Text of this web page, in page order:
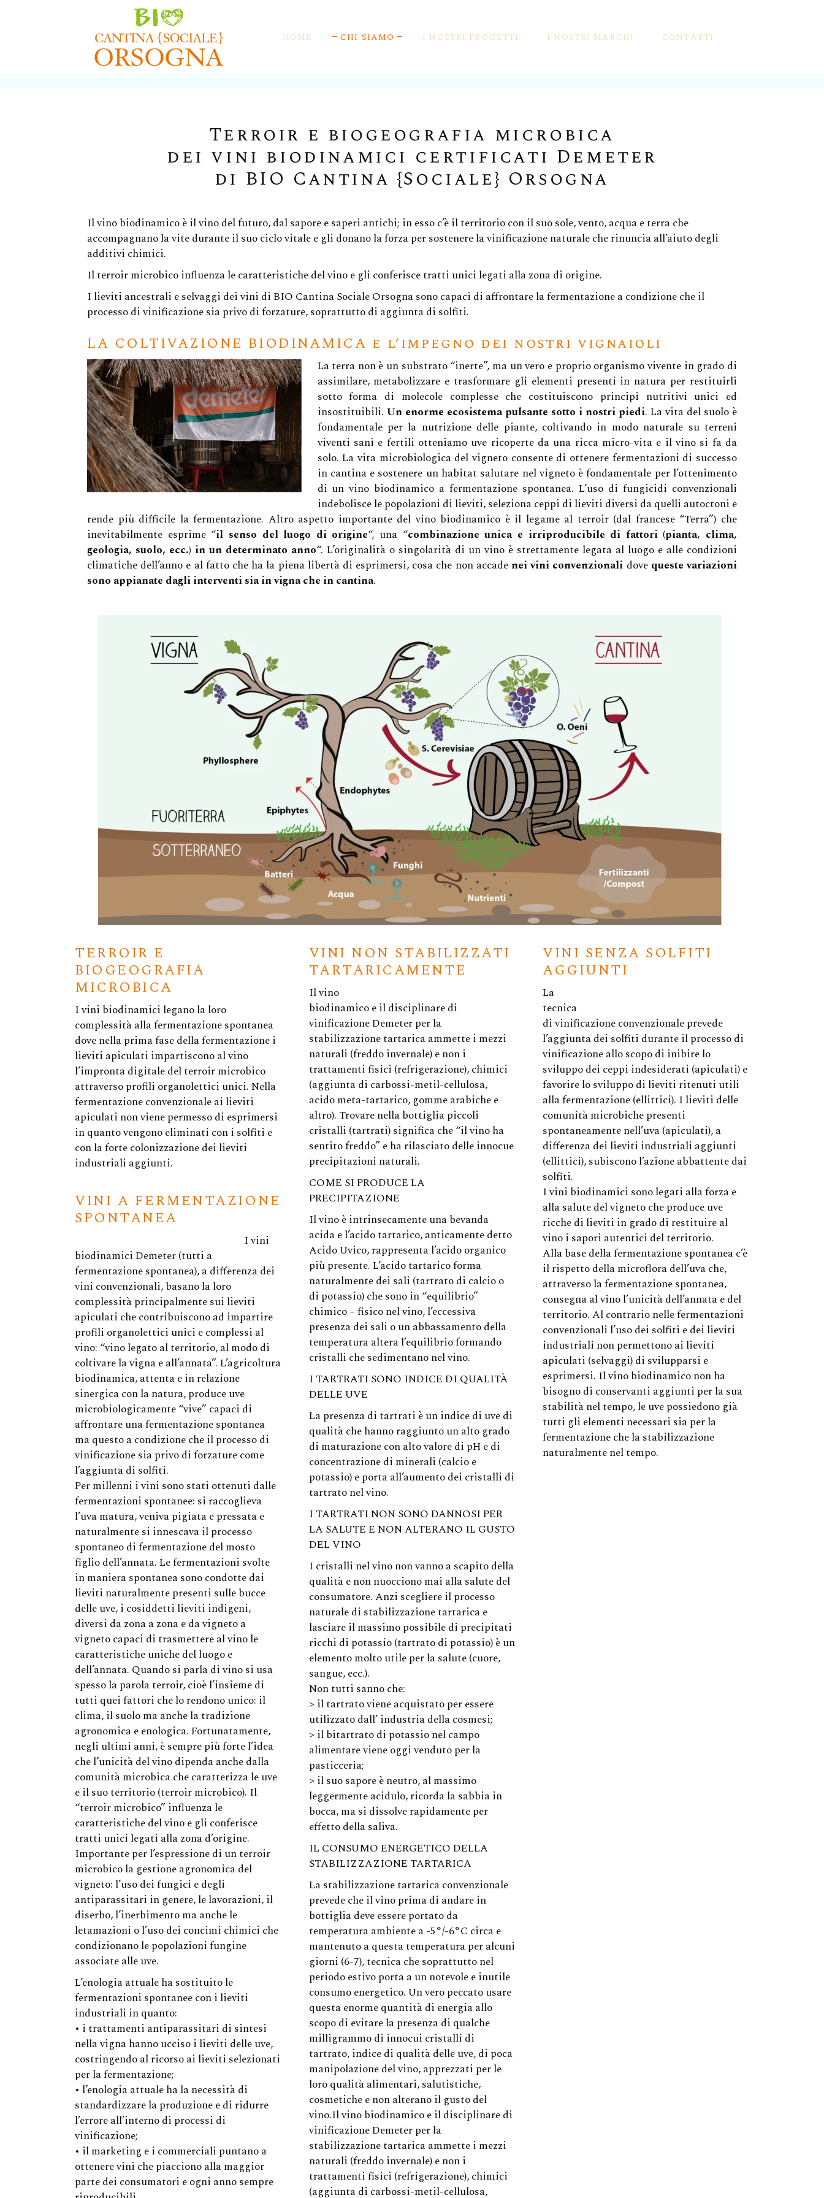
HOME CHI SIAMO
Le Certificazioni
La Vivificazione Dei Vigneti
La Biodinamica E I Vini Certificati Demeter
Appuntamenti
Dicono Di Noi
I NOSTRI PROGETTI
Vale 1MQ Di Biodiversità
I Vini Orange
Vini Da Uve Appassite
I Lieviti Selezionati Dai Pollini
I Lieviti Selezionati Dai Frutti Mbriachelli
Il Seme Di Sulla Attiva La Vita
Pé Nin Perde La Sumente
Dal Filo D’erba Al Filo Di Lana
Impresa Amica Delle Donne
Le Etichette Vola Volé – Le Api Amiche Della Biodiversità
Le Etichette Facilmente Separabili Dalle Bottiglie
Blockchain
I NOSTRI MARCHI CONTATTI
Terroir e biogeografia microbica
dei vini biodinamici certificati Demeter
di BIO Cantina {Sociale} Orsogna
Il vino biodinamico è il vino del futuro, dal sapore e saperi antichi; in esso c’è il territorio con il suo sole, vento, acqua e terra che
accompagnano la vite durante il suo ciclo vitale e gli donano la forza per sostenere la vinificazione naturale che rinuncia all’aiuto degli
additivi chimici.
Il terroir microbico influenza le caratteristiche del vino e gli conferisce tratti unici legati alla zona di origine.
I lieviti ancestrali e selvaggi dei vini di BIO Cantina Sociale Orsogna sono capaci di affrontare la fermentazione a condizione che il
processo di vinificazione sia privo di forzature, soprattutto di aggiunta di solfiti.
LA COLTIVAZIONE BIODINAMICA e l’impegno dei nostri vignaioli
La terra non è un substrato “inerte”, ma un vero e proprio organismo vivente in grado di
assimilare, metabolizzare e trasformare gli elementi presenti in natura per restituirli
sotto forma di molecole complesse che costituiscono principi nutritivi unici ed
insostituibili. Un enorme ecosistema pulsante sotto i nostri piedi. La vita del suolo è
fondamentale per la nutrizione delle piante, coltivando in modo naturale su terreni
viventi sani e fertili otteniamo uve ricoperte da una ricca micro-vita e il vino si fa da
solo. La vita microbiologica del vigneto consente di ottenere fermentazioni di successo
in cantina e sostenere un habitat salutare nel vigneto è fondamentale per l’ottenimento
di un vino biodinamico a fermentazione spontanea. L’uso di fungicidi convenzionali
indebolisce le popolazioni di lieviti, seleziona ceppi di lieviti diversi da quelli autoctoni e
rende più difficile la fermentazione. Altro aspetto importante del vino biodinamico è il legame al terroir (dal francese “Terra”) che
inevitabilmente esprime “il senso del luogo di origine“, una “combinazione unica e irriproducibile di fattori (pianta, clima,
geologia, suolo, ecc.) in un determinato anno“. L’originalità o singolarità di un vino è strettamente legata al luogo e alle condizioni
climatiche dell’anno e al fatto che ha la piena libertà di esprimersi, cosa che non accade nei vini convenzionali dovequeste variazioni
sono appianate dagli interventi sia in vigna che in cantina.
TERROIR E
BIOGEOGRAFIA
MICROBICA
I vini biodinamici legano la loro
complessità alla fermentazione spontanea
dove nella prima fase della fermentazione i
lieviti apiculati impartiscono al vino
l’impronta digitale del terroir microbico
attraverso profili organolettici unici. Nella
fermentazione convenzionale ai lieviti
apiculati non viene permesso di esprimersi
in quanto vengono eliminati con i solfiti e
con la forte colonizzazione dei lieviti
industriali aggiunti.
VINI A FERMENTAZIONE
SPONTANEA
I vini
biodinamici Demeter (tutti a
fermentazione spontanea), a differenza dei
vini convenzionali, basano la loro
complessità principalmente sui lieviti
apiculati che contribuiscono ad impartire
profili organolettici unici e complessi al
vino: “vino legato al territorio, al modo di
coltivare la vigna e all’annata”. L’agricoltura
biodinamica, attenta e in relazione
sinergica con la natura, produce uve
microbiologicamente “vive” capaci di
affrontare una fermentazione spontanea
ma questo a condizione che il processo di
vinificazione sia privo di forzature come
l’aggiunta di solfiti.
Per millenni i vini sono stati ottenuti dalle
fermentazioni spontanee: si raccoglieva
l’uva matura, veniva pigiata e pressata e
naturalmente si innescava il processo
spontaneo di fermentazione del mosto
figlio dell’annata. Le fermentazioni svolte
in maniera spontanea sono condotte dai
lieviti naturalmente presenti sulle bucce
delle uve, i cosiddetti lieviti indigeni,
diversi da zona a zona e da vigneto a
vigneto capaci di trasmettere al vino le
caratteristiche uniche del luogo e
dell’annata. Quando si parla di vino si usa
spesso la parola terroir, cioè l’insieme di
tutti quei fattori che lo rendono unico: il
clima, il suolo ma anche la tradizione
agronomica e enologica. Fortunatamente,
negli ultimi anni, è sempre più forte l’idea
che l’unicità del vino dipenda anche dalla
comunità microbica che caratterizza le uve
e il suo territorio (terroir microbico). Il
“terroir microbico” influenza le
caratteristiche del vino e gli conferisce
tratti unici legati alla zona d’origine.
Importante per l’espressione di un terroir
microbico la gestione agronomica del
vigneto: l’uso dei fungici e degli
antiparassitari in genere, le lavorazioni, il
diserbo, l’inerbimento ma anche le
letamazioni o l’uso dei concimi chimici che
condizionano le popolazioni fungine
associate alle uve.
L’enologia attuale ha sostituito le
fermentazioni spontanee con i lieviti
industriali in quanto:
• i trattamenti antiparassitari di sintesi
nella vigna hanno ucciso i lieviti delle uve,
costringendo al ricorso ai lieviti selezionati
per la fermentazione;
• l’enologia attuale ha la necessità di
standardizzare la produzione e di ridurre
l’errore all’interno di processi di
vinificazione;
• il marketing e i commerciali puntano a
ottenere vini che piacciono alla maggior
parte dei consumatori e ogni anno sempre
VINI NON STABILIZZATI
TARTARICAMENTE
Il vino
biodinamico e il disciplinare di
vinificazione Demeter per la
stabilizzazione tartarica ammette i mezzi
naturali (freddo invernale) e non i
trattamenti fisici (refrigerazione), chimici
(aggiunta di carbossi-metil-cellulosa,
acido meta-tartarico, gomme arabiche e
altro). Trovare nella bottiglia piccoli
cristalli (tartrati) significa che “il vino ha
sentito freddo” e ha rilasciato delle innocue
precipitazioni naturali.
COME SI PRODUCE LA
PRECIPITAZIONE
Il vino è intrinsecamente una bevanda
acida e l’acido tartarico, anticamente detto
Acido Uvico, rappresenta l’acido organico
più presente. L’acido tartarico forma
naturalmente dei sali (tartrato di calcio o
di potassio) che sono in “equilibrio”
chimico – fisico nel vino, l’eccessiva
presenza dei sali o un abbassamento della
temperatura altera l’equilibrio formando
cristalli che sedimentano nel vino.
I TARTRATI SONO INDICE DI QUALITÀ
DELLE UVE
La presenza di tartrati è un indice di uve di
qualità che hanno raggiunto un alto grado
di maturazione con alto valore di pH e di
concentrazione di minerali (calcio e
potassio) e porta all’aumento dei cristalli di
tartrato nel vino.
I TARTRATI NON SONO DANNOSI PER
LA SALUTE E NON ALTERANO IL GUSTO
DEL VINO
I cristalli nel vino non vanno a scapito della
qualità e non nuocciono mai alla salute del
consumatore. Anzi scegliere il processo
naturale di stabilizzazione tartarica e
lasciare il massimo possibile di precipitati
ricchi di potassio (tartrato di potassio) è un
elemento molto utile per la salute (cuore,
sangue, ecc.).
Non tutti sanno che:
> il tartrato viene acquistato per essere
utilizzato dall’ industria della cosmesi;
> il bitartrato di potassio nel campo
alimentare viene oggi venduto per la
pasticceria;
> il suo sapore è neutro, al massimo
leggermente acidulo, ricorda la sabbia in
bocca, ma si dissolve rapidamente per
effetto della saliva.
IL CONSUMO ENERGETICO DELLA
STABILIZZAZIONE TARTARICA
La stabilizzazione tartarica convenzionale
prevede che il vino prima di andare in
bottiglia deve essere portato da
temperatura ambiente a -5°/-6°C circa e
mantenuto a questa temperatura per alcuni
giorni (6-7), tecnica che soprattutto nel
periodo estivo porta a un notevole e inutile
consumo energetico. Un vero peccato usare
questa enorme quantità di energia allo
scopo di evitare la presenza di qualche
milligrammo di innocui cristalli di
tartrato, indice di qualità delle uve, di poca
manipolazione del vino, apprezzati per le
loro qualità alimentari, salutistiche,
cosmetiche e non alterano il gusto del
vino.Il vino biodinamico e il disciplinare di
vinificazione Demeter per la
stabilizzazione tartarica ammette i mezzi
naturali (freddo invernale) e non i
trattamenti fisici (refrigerazione), chimici
(aggiunta di carbossi-metil-cellulosa,
VINI SENZA SOLFITI
AGGIUNTI
La
tecnica
di vinificazione convenzionale prevede
l’aggiunta dei solfiti durante il processo di
vinificazione allo scopo di inibire lo
sviluppo dei ceppi indesiderati (apiculati) e
favorire lo sviluppo di lieviti ritenuti utili
alla fermentazione (ellittici). I lieviti delle
comunità microbiche presenti
spontaneamente nell’uva (apiculati), a
differenza dei lieviti industriali aggiunti
(ellittici), subiscono l’azione abbattente dai
solfiti.
I vini biodinamici sono legati alla forza e
alla salute del vigneto che produce uve
ricche di lieviti in grado di restituire al
vino i sapori autentici del territorio.
Alla base della fermentazione spontanea c’è
il rispetto della microflora dell’uva che,
attraverso la fermentazione spontanea,
consegna al vino l’unicità dell’annata e del
territorio. Al contrario nelle fermentazioni
convenzionali l’uso dei solfiti e dei lieviti
industriali non permettono ai lieviti
apiculati (selvaggi) di svilupparsi e
esprimersi. Il vino biodinamico non ha
bisogno di conservanti aggiunti per la sua
stabilità nel tempo, le uve possiedono già
tutti gli elementi necessari sia per la
fermentazione che la stabilizzazione
naturalmente nel tempo.